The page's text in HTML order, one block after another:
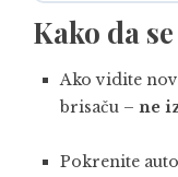
Kako da
Ako vidite
brisaču – ne
Pokrenite